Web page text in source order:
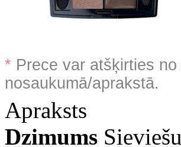
* Prece var atšķirties
nosaukumā/aprakstā.
Apraksts
Dzimums Sieviešu